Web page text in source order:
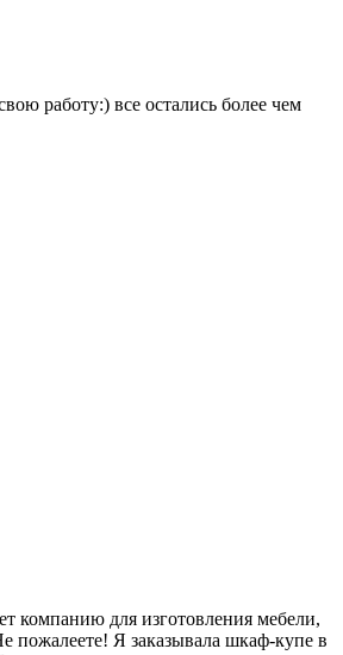
работу:) все остались более чем
компанию для изготовления мебели,
пожалеете! Я заказывала шкаф-купе в